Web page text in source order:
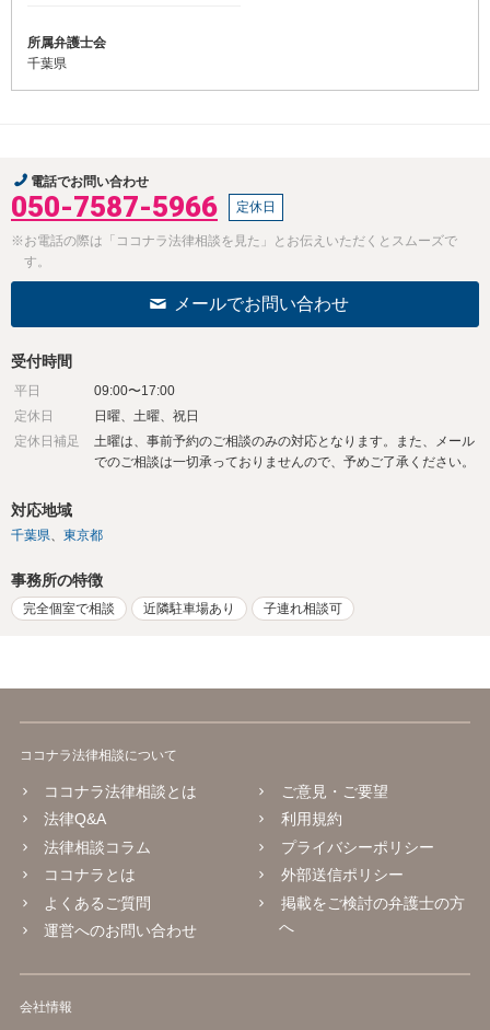
所属弁護士会
千葉県
電話でお問い合わせ
050-7587-5966 定休日
※お電話の際は「ココナラ法律相談を見た」とお伝えいただくとスムーズで
す。
メールでお問い合わせ
受付時間
平日
09:00〜17:00
定休日
日曜、土曜、祝日
定休日補足
土曜は、事前予約のご相談のみの対応となります。また、メール
でのご相談は一切承っておりませんので、予めご了承ください。
対応地域
千葉県 東京都
事務所の特徴
完全個室で相談 近隣駐車場あり 子連れ相談可
ココナラ法律相談について
ココナラ法律相談とは
法律Q&A
法律相談コラム
ココナラとは
よくあるご質問
運営へのお問い合わせ
ご意見・ご要望
利用規約
プライバシーポリシー
外部送信ポリシー
掲載をご検討の弁護士の方
へ
会社情報